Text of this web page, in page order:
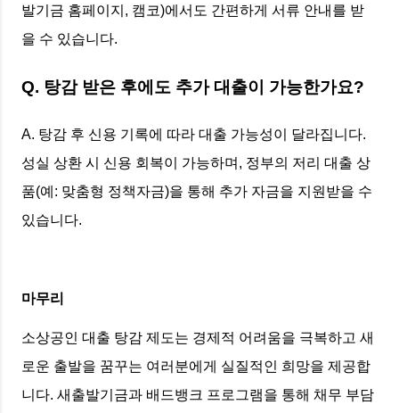
발기금 홈페이지, 캠코)에서도 간편하게 서류 안내를 받
을 수 있습니다.
Q. 탕감 받은 후에도 추가 대출이 가능한가요?
A. 탕감 후 신용 기록에 따라 대출 가능성이 달라집니다.
성실 상환 시 신용 회복이 가능하며, 정부의 저리 대출 상
품(예: 맞춤형 정책자금)을 통해 추가 자금을 지원받을 수
있습니다.
마무리
소상공인 대출 탕감 제도는 경제적 어려움을 극복하고 새
로운 출발을 꿈꾸는 여러분에게 실질적인 희망을 제공합
니다. 새출발기금과 배드뱅크 프로그램을 통해 채무 부담